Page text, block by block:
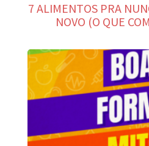
7 ALIMENTOS PRA
NOVO (O QUE